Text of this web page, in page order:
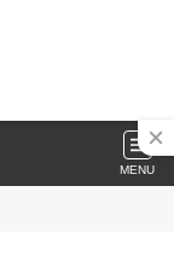
MENU